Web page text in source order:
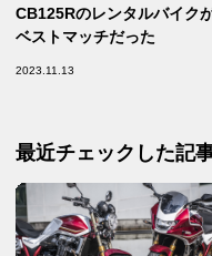
CB125Rのレンタルバイク
ベストマッチだった
2023.11.13
最近チェックした記